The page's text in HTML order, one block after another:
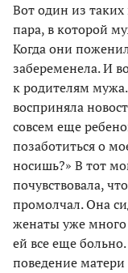
Вот один из
пара, в которой
Когда они
забеременела. И
к родителям
восприняла
совсем еще
позаботиться о
носишь?» В тот
почувствовала,
промолчал. Она
женаты уже много
ей все еще
поведение